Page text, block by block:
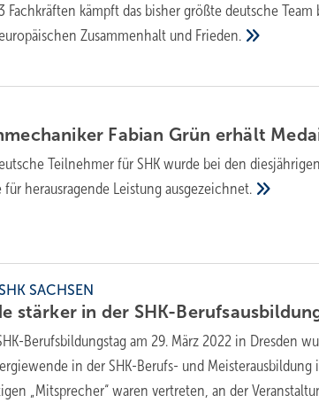
Fachkräften kämpft das bisher größte deutsche Team
Zusammenhalt und Frieden.
Fabian Grün erhält
Teilnehmer für SHK wurde bei den
für herausragende Leistungausgezeichnet.
SACHSEN
stärker in der SHK-
Berufsbildungstag am 29. März 2022 in Dresden
in der SHK-Berufs- und Meisterausbildung
„Mitsprecher“ waren vertreten, an der